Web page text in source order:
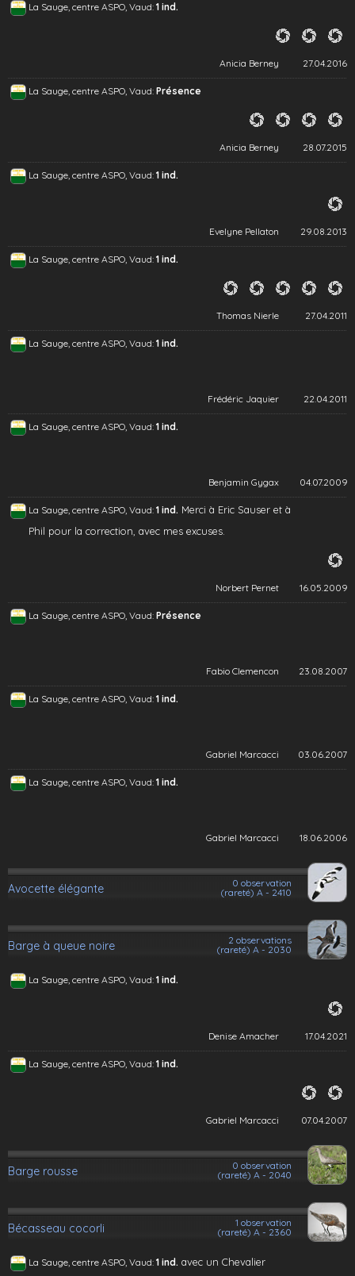
La Sauge, centre ASPO, Vaud: 1 ind.
Anicia Berney 27.04.2016
La Sauge, centre ASPO, Vaud: Présence
Anicia Berney 28.07.2015
La Sauge, centre ASPO, Vaud: 1 ind.
Evelyne Pellaton 29.08.2013
La Sauge, centre ASPO, Vaud: 1 ind.
Thomas Nierle 27.04.2011
La Sauge, centre ASPO, Vaud: 1 ind.
Frédéric Jaquier 22.04.2011
La Sauge, centre ASPO, Vaud: 1 ind.
Benjamin Gygax 04.07.2009
La Sauge, centre ASPO, Vaud: 1 ind. Merci à Eric Sauser et à
Phil pour la correction, avec mes excuses.
Norbert Pernet 16.05.2009
La Sauge, centre ASPO, Vaud: Présence
Fabio Clemencon 23.08.2007
La Sauge, centre ASPO, Vaud: 1 ind.
Gabriel Marcacci 03.06.2007
La Sauge, centre ASPO, Vaud: 1 ind.
Gabriel Marcacci 18.06.2006
Avocette élégante
0 observation
(rareté) A - 2410
Barge à queue noire
2 observations
(rareté) A - 2030
La Sauge, centre ASPO, Vaud: 1 ind.
Denise Amacher 17.04.2021
La Sauge, centre ASPO, Vaud: 1 ind.
Gabriel Marcacci 07.04.2007
Barge rousse
0 observation
(rareté) A - 2040
Bécasseau cocorli
1 observation
(rareté) A - 2360
La Sauge, centre ASPO, Vaud: 1 ind. avec un Chevalier